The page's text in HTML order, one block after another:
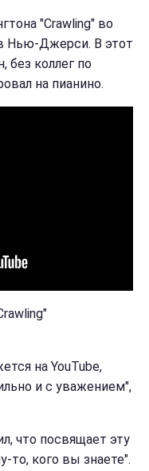
"Crawling" во
Нью-Джерси. В этот
без коллег по
на пианино.
на YouTube,
и с уважением",
что посвящает эту
то, кого вы знаете".